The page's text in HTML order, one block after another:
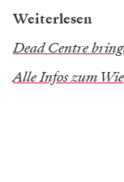
Weiterlesen
Dead Centre
Alle Infos zum